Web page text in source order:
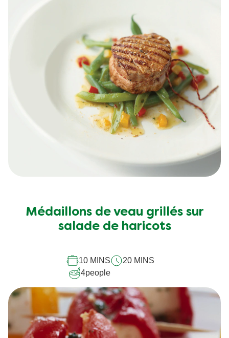
Médaillons de veau grillés sur
salade de haricots
10 MINS
20 MINS
4people